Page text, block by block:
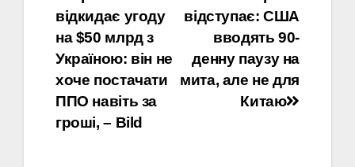
записів
відступає: США
вводять 90-
денну паузу на
мита, але не для
Китаю
відкидає угоду
на $50 млрд з
Україною: він не
хоче постачати
ППО навіть за
гроші, – Bild